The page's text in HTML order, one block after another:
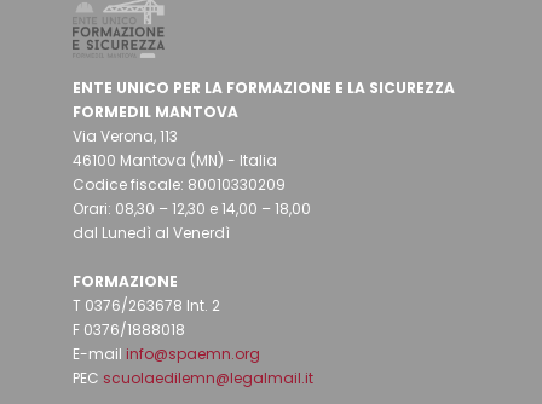
ENTE UNICO PER LA FORMAZIONE E LA SICUREZZA
FORMEDIL MANTOVA
Via Verona, 113
46100 Mantova (MN) - Italia
Codice fiscale: 80010330209
Orari: 08,30 – 12,30 e 14,00 – 18,00
dal Lunedì al Venerdì
FORMAZIONE
T 0376/263678 Int. 2
F 0376/1888018
E-mail info@spaemn.org
PEC scuolaedilemn@legalmail.it